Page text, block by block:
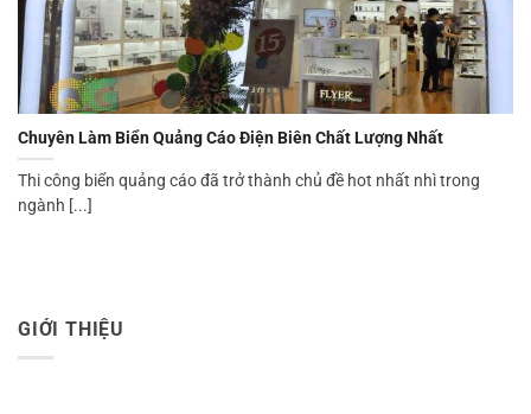
Chuyên Làm Biển Quảng Cáo Điện Biên Chất Lượng Nhất
Thi công biển quảng cáo đã trở thành chủ đề hot nhất nhì trong
ngành [...]
GIỚI THIỆU